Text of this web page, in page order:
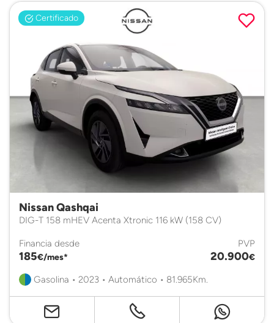
Certificado
Nissan Qashqai
DIG-T 158 mHEV Acenta Xtronic 116 kW (158 CV)
Financia desde
185€/mes*
PVP
20.900€
Gasolina • 2023 • Automático • 81.965Km.